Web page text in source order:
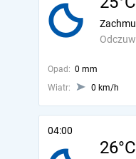
Opad: 0 mm
Wiatr:
0 km/h
04:00
26°C